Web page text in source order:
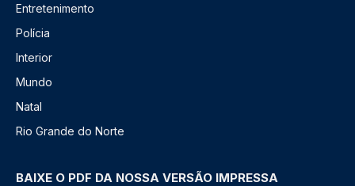
Entretenimento
Polícia
Interior
Mundo
Natal
Rio Grande do Norte
BAIXE O PDF DA NOSSA VERSÃO IMPRESSA